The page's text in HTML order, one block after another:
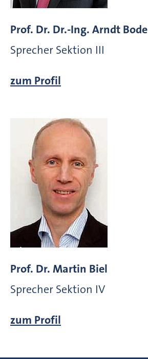
Prof. Dr. Dr.-Ing. Arndt Bode
Sprecher Sektion III
zum Profil
Prof. Dr. Martin Biel
Sprecher Sektion IV
zum Profil